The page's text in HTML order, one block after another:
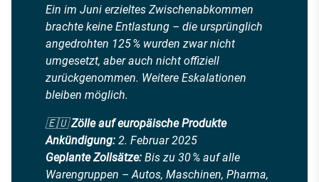
Ein im Juni erzieltes Zwischenabkommen
brachte keine Entlastung – die ursprünglich
angedrohten 125 % wurden zwar nicht
umgesetzt, aber auch nicht offiziell
zurückgenommen. Weitere Eskalationen
bleiben möglich.
🇪🇺Zölle auf europäische Produkte
Ankündigung: 2. Februar 2025
Geplante Zollsätze: Bis zu 30 % auf alle
Warengruppen – Autos, Maschinen, Pharma,